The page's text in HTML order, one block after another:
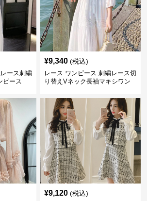
ース刺繍
ピース
¥9,340 (税込)
レース ワンピース 刺繍レース切
り替えVネック長袖マキシワン
¥9,120 (税込)